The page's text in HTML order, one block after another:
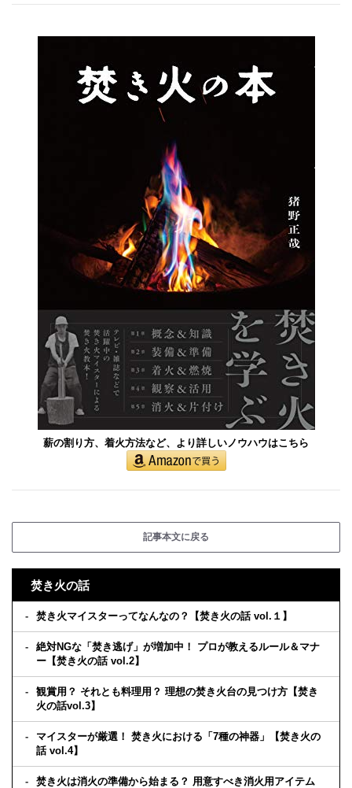
薪の割り方、着火方法など、より詳しいノウハウはこちら
記事本文に戻る
焚き火の話
焚き火マイスターってなんなの？【焚き火の話 vol.１】
絶対NGな「焚き逃げ」が増加中！ プロが教えるルール＆マナ
ー【焚き火の話 vol.2】
観賞用？ それとも料理用？ 理想の焚き火台の見つけ方【焚き
火の話vol.3】
マイスターが厳選！ 焚き火における「7種の神器」【焚き火の
話 vol.4】
焚き火は消火の準備から始まる？ 用意すべき消火用アイテム